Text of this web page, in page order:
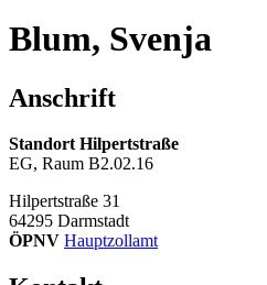
Blum, Svenja
Anschrift
Standort Hilpertstraße
EG, Raum B2.02.16
Hilpertstraße 31
64295 Darmstadt
ÖPNV Hauptzollamt